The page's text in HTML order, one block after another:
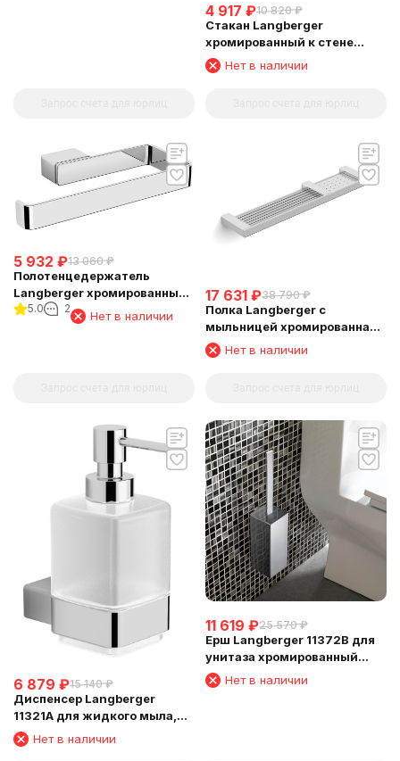
4 917 ₽10 820 ₽
Стакан Langberger
хромированный к стене
квадратный 30011A
Нет в наличии
5 932 ₽13 060 ₽
Полотенцедержатель
Langberger хромированный
5.0 2
Нет в наличии
17 631 ₽38 790 ₽
Полка Langberger с
мыльницей хромированная
универсальная к стене 52 см
(решетка+решетка) 31060E
Нет в наличии
6 879 ₽15 140 ₽
Диспенсер Langberger
11321A для жидкого мыла,
стеклянный, к стене
квадратный
Нет в наличии
11 619 ₽25 570 ₽
Ерш Langberger 11372B для
унитаза хромированный
квадратный к стене
Нет в наличии